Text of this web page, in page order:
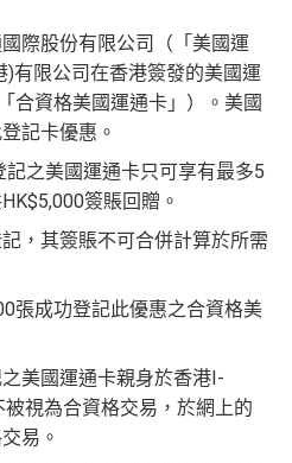
新基本上你簽到嘅賬就當合資
交保險/醫療/廣告費/交租果啲
換FPS轉數快回贈！詳情MrMil
Card優點
一年有8次機場貴賓室免費
(小食飲品套餐) 可以去R
Yuen Express到攞份餐
可以用既Lounge唔係AE Centu
亞機場貴賓室
，可獲豁免下年度HK
滿HK$6萬有32萬積分於第
進行一次任何金額的合資格
積分本地簽賬2X積分，簽賬
12萬積分 申請連結：MrMil
出🎯38新會員+成功批卡50額
卡而無須繳付年費
點
費
AE積分可以轉咗去呢個AE E
晒啲分
到飛行里數，雖然要手續費
匯院線4DX、3D、2D及 IMA
際股份有限公司（「美國運
有限公司在香港簽發的美國運
合資格美國運通卡」）。美國
記卡優惠。
之美國運通卡只可享有最多5
簽賬回贈。
，其簽賬不可合併計算於所需
張成功登記此優惠之合資格美
美國運通卡親身於香港I-
視為合資格交易，於網上的
易。